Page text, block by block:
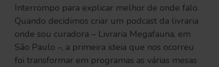
Interrompo para explicar melhor de onde falo.
Quando decidimos criar um podcast da livraria
onde sou curadora – Livraria Megafauna, em
São Paulo –, a primeira ideia que nos ocorreu
foi transformar em programas as várias mesas